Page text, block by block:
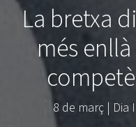
La bretxa
més
8 de març |